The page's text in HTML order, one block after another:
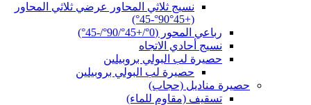
نسيج ثلاثي المحاور عرضي ثلاثي المحاور
(+45°90°-45°)
رباعي المحور (0°/+45°/90°/-45°)
نسيج أحادي الاتجاه
حصيرة لب البولي بروبيلين
حصيرة لب البولي بروبيلين
حصيرة مناديل (حجاب)
تسقيف (مقاوم للماء)